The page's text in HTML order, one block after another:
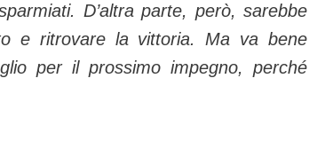
D’altra parte, però, sarebbe
e ritrovare la vittoria. Ma va bene
per il prossimo impegno, perché